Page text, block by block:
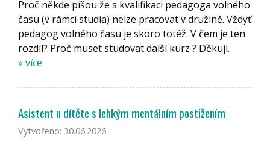
Proč někde píšou že s kvalifikaci pedagoga volného
času (v rámci studia) nelze pracovat v družině. Vždyť
pedagog volného času je skoro totéž. V čem je ten
rozdíl? Proč muset studovat další kurz ? Děkuji.
» více
Asistent u dítěte s lehkým mentálním postižením
Vytvořeno: 30.06.2026